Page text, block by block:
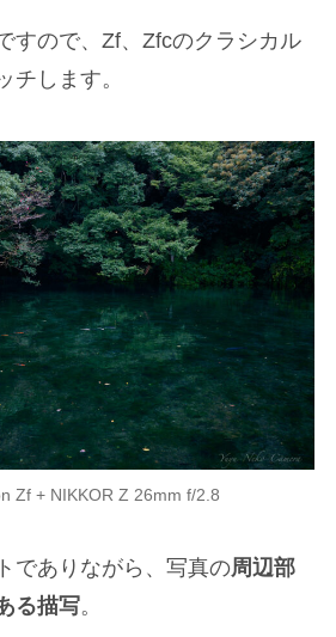
すので、Zf、Zfcのクラシカル
チします。
Zf + NIKKOR Z 26mm f/2.8
でありながら、写真の周辺部
る描写。